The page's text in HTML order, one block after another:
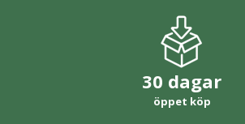
30 dagar
öppet köp